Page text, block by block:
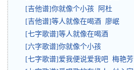
[吉他谱]你就像个小孩 阿杜
[吉他谱]等人就像在喝酒 廖岷
[七字歌谱]等人就像在喝酒
[六字歌谱]你就像个小孩
[七字歌谱]爱我便说爱我吧 梅艳芳